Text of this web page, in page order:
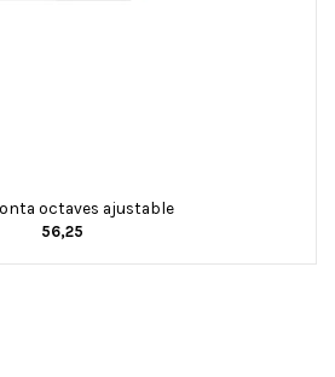
octaves ajustable
56,25